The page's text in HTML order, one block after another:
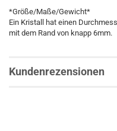
*Größe/Maße/Gewicht*
Ein Kristall hat einen
mit dem Rand von knapp 6mm.
Kundenrezensionen